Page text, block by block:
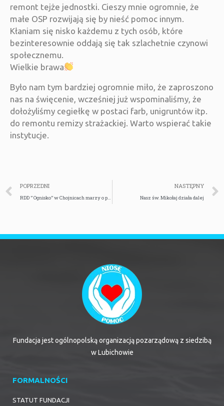
remont tejże jednostki. Cieszy mnie ogromnie, że
małe OSP rozwijają się by nieść pomoc innym.
Kłaniam się nisko każdemu z tych osób, które
bezinteresownie oddają się tak szlachetnie czynowi
społecznemu.
Wielkie brawa
Było nam tym bardziej ogromnie miło, że zaproszono
nas na święcenie, wcześniej już wspominaliśmy, że
dołożyliśmy cegiełkę w postaci farb, unigruntów itp.
do remontu remizy strażackiej. Warto wspierać takie
instytucje.
POPRZEDNI NASTĘPNY
Nasz św. Mikołaj działa dalej
Fundacja jest ogólnopolską organizacją pozarządową z siedzibą
w Lubichowie
FORMALNOŚCI
STATUT FUNDACJI